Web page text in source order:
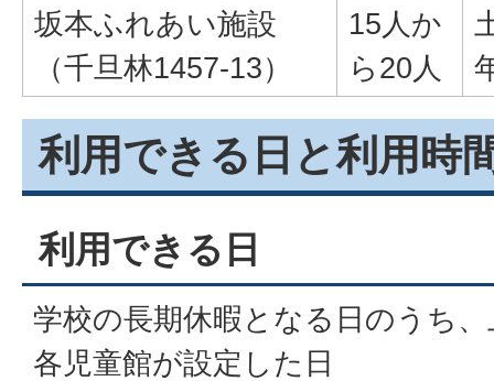
坂本ふれあい施設
（千旦林1457-13）
15人か
ら20人
利用できる日と利用時
利用できる日
学校の長期休暇となる日のうち
各児童館が設定した日